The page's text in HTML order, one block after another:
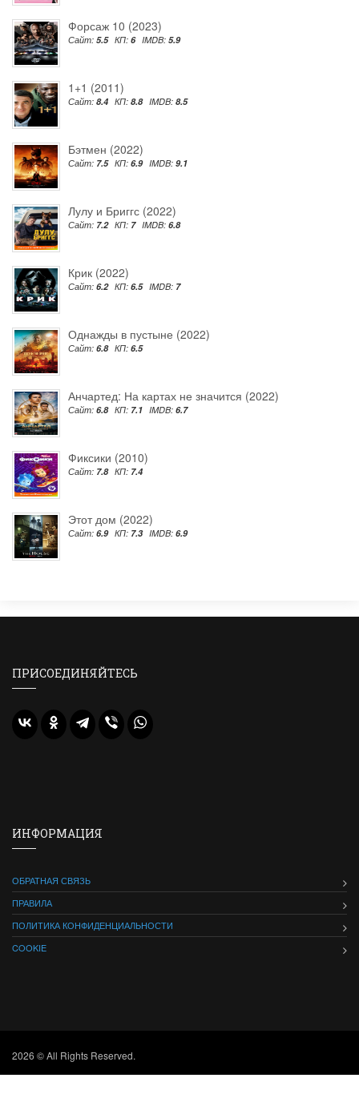
Форсаж 10 (2023)
Сайт: 5.5 КП: 6 IMDB: 5.9
1+1 (2011)
Сайт: 8.4 КП: 8.8 IMDB: 8.5
Бэтмен (2022)
Сайт: 7.5 КП: 6.9 IMDB: 9.1
Лулу и Бриггс (2022)
Сайт: 7.2 КП: 7 IMDB: 6.8
Крик (2022)
Сайт: 6.2 КП: 6.5 IMDB: 7
Однажды в пустыне (2022)
Сайт: 6.8 КП: 6.5
Анчартед: На картах не значится (2022)
Сайт: 6.8 КП: 7.1 IMDB: 6.7
Фиксики (2010)
Сайт: 7.8 КП: 7.4
Этот дом (2022)
Сайт: 6.9 КП: 7.3 IMDB: 6.9
ПРИСОЕДИНЯЙТЕСЬ
ИНФОРМАЦИЯ
ОБРАТНАЯ СВЯЗЬ
ПРАВИЛА
ПОЛИТИКА КОНФИДЕНЦИАЛЬНОСТИ
COOKIE
2026 © All Rights Reserved.